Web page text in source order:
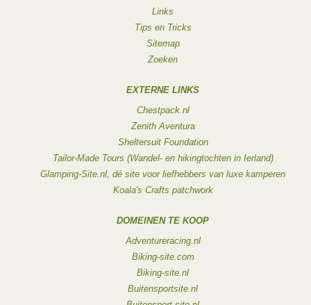
Links
Tips en Tricks
Sitemap
Zoeken
EXTERNE LINKS
Chestpack.nl
Zenith Aventura
Sheltersuit Foundation
Tailor-Made Tours (Wandel- en hikingtochten in Ierland)
Glamping-Site.nl, dé site voor liefhebbers van luxe kamperen
Koala's Crafts patchwork
DOMEINEN TE KOOP
Adventureracing.nl
Biking-site.com
Biking-site.nl
Buitensportsite.nl